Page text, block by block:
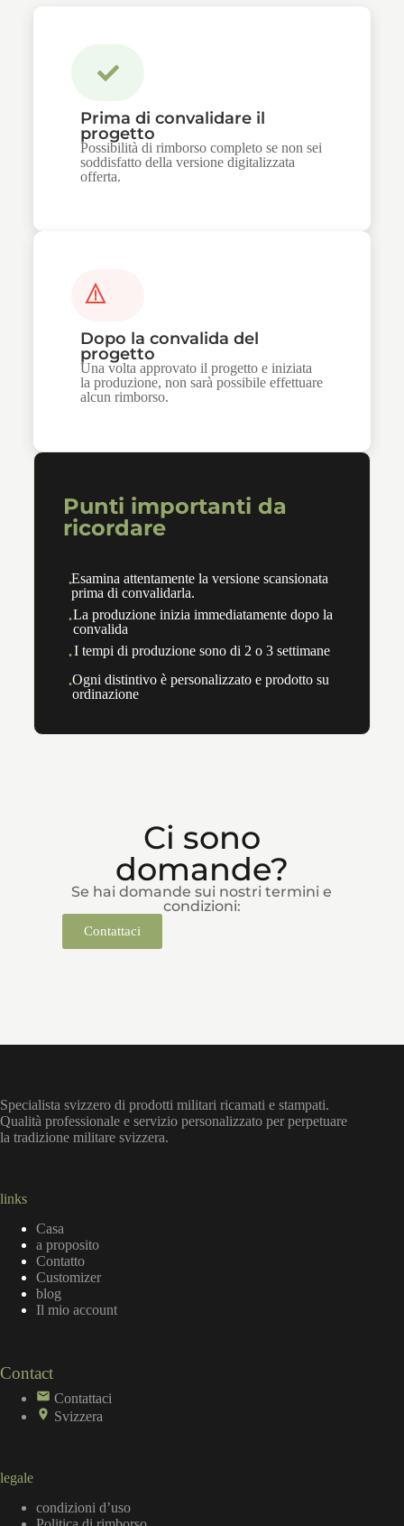
Prima di convalidare il
progetto
Possibilità di rimborso completo se non sei
soddisfatto della versione digitalizzata
offerta.
Dopo la convalida del
progetto
Una volta approvato il progetto e iniziata
la produzione, non sarà possibile effettuare
alcun rimborso.
Punti importanti da
ricordare
·Esamina attentamente la versione scansionata
prima di convalidarla.
·La produzione inizia immediatamente dopo la
convalida
·I tempi di produzione sono di 2 o 3 settimane
·Ogni distintivo è personalizzato e prodotto su
ordinazione
Ci sono
domande?
Se hai domande sui nostri termini e
condizioni:
Contattaci
Specialista svizzero di prodotti militari ricamati e stampati.
Qualità professionale e servizio personalizzato per perpetuare
la tradizione militare svizzera.
links
Casa
a proposito
Contatto
Customizer
blog
Il mio account
Contact
Contattaci
Svizzera
legale
condizioni d’uso